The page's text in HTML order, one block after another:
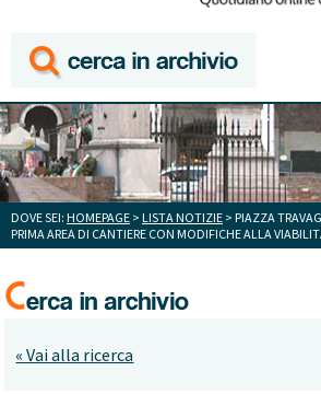
DOVE SEI: HOMEPAGE > LISTA NOTIZIE > PIAZZA
PRIMA AREA DI CANTIERE CON MODIFICHE ALLA
« Vai alla ricerca